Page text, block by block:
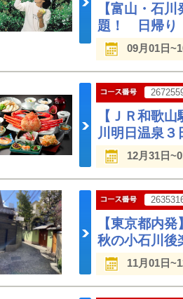
【富山・石
題！ 日帰り
09月01日
【ＪＲ和歌
川明日温泉３
12月31日
【東京都内
秋の小石川後
11月01日